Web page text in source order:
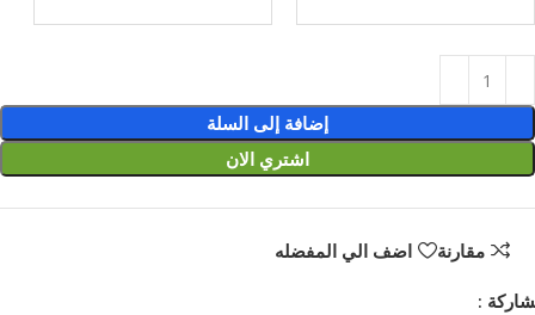
تقنية
AcuSense
–
إضافة إلى السلة
اشتري الان
مقارنة اضف الي المفضله
: